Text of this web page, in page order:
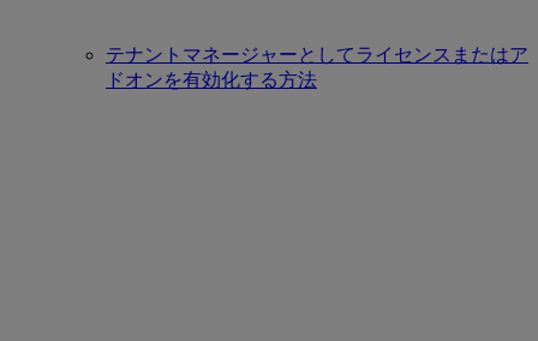
テナントマネージャーとしてライセンスまたはア
ドオンを有効化する方法